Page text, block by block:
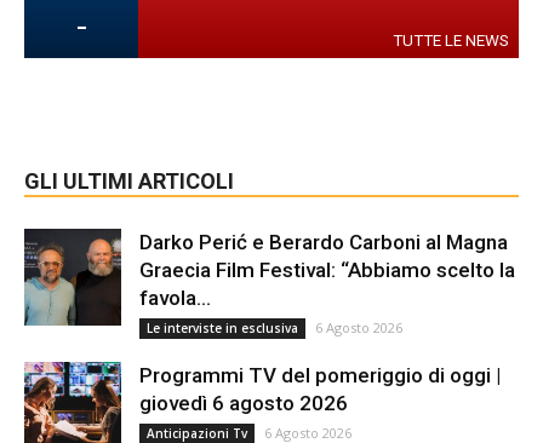
- TUTTE LE NEWS
GLI ULTIMI ARTICOLI
Darko Perić e Berardo Carboni al Magna
Graecia Film Festival: “Abbiamo scelto la
favola...
Le interviste in esclusiva 6 Agosto 2026
Programmi TV del pomeriggio di oggi |
giovedì 6 agosto 2026
Anticipazioni Tv 6 Agosto 2026